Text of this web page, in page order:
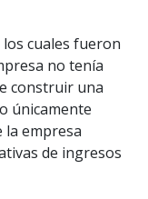
cuales fueron
no tenía
construir una
únicamente
la empresa
de ingresos